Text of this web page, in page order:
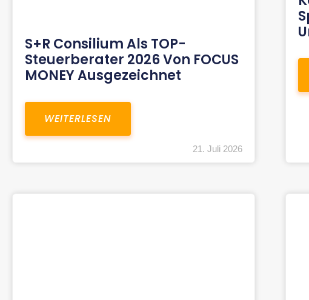
S+R Consilium Als TOP-
Steuerberater 2026 Von FOCUS
MONEY Ausgezeichnet
WEITERLESEN
21. Juli 2026